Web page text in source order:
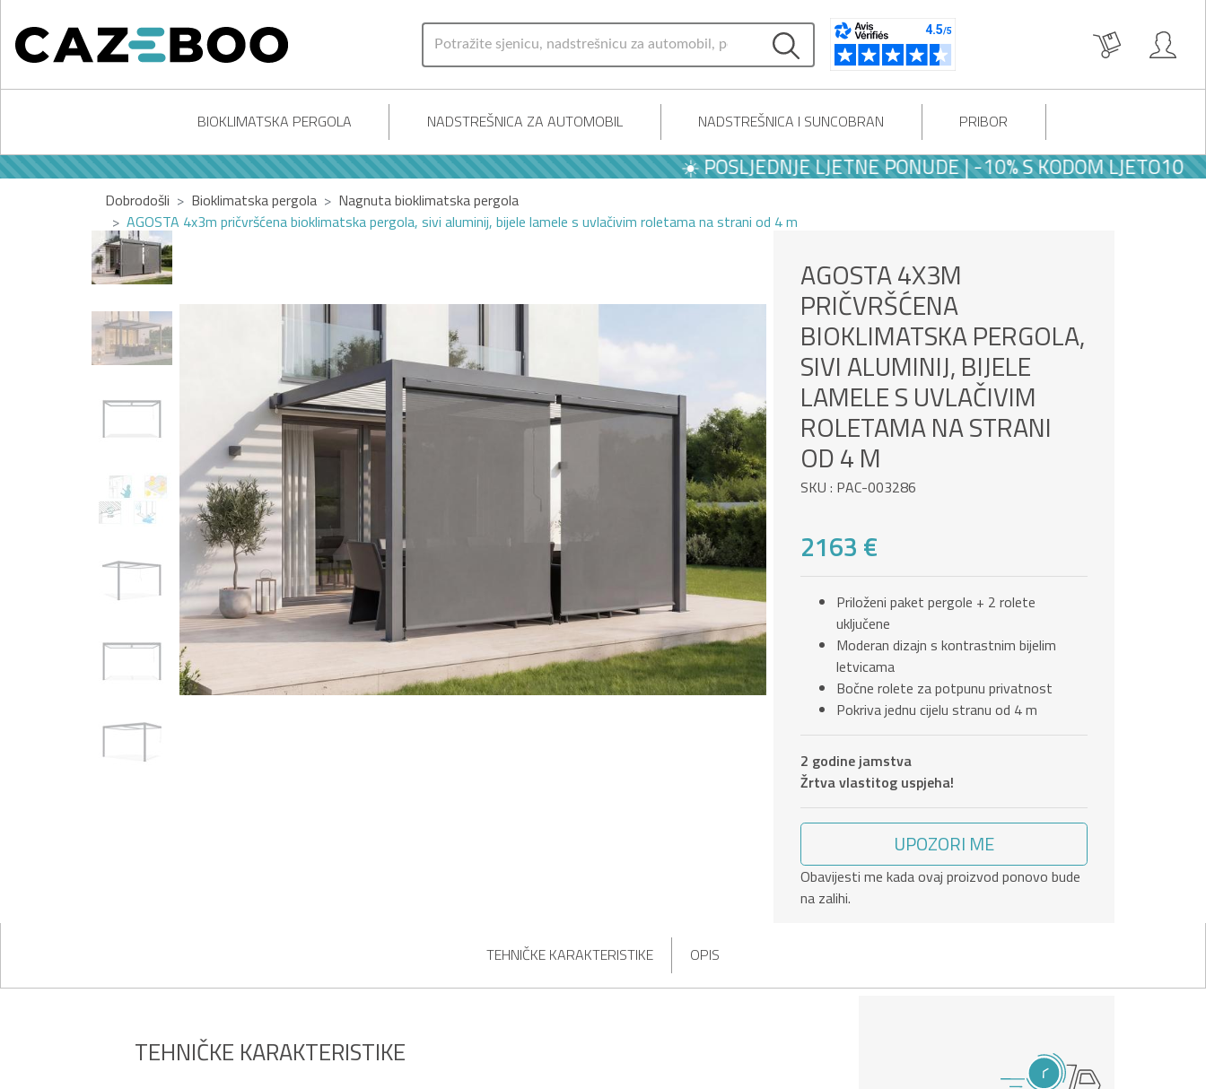
BIOKLIMATSKA PERGOLA NADSTREŠNICA ZA AUTOMOBIL NADSTREŠNICA I SUNCOBRAN PRIBOR
☀️ POSLJEDNJE LJETNE PONUDE | -10% S KODOM LJETO10
Dobrodošli Bioklimatska pergola
Nagnuta bioklimatska pergola
AGOSTA 4x3m pričvršćena bioklimatska pergola, sivi aluminij, bijele lamele s uvlačivim roletama na strani od 4 m
AGOSTA 4X3M
PRIČVRŠĆENA
BIOKLIMATSKA PERGOLA,
SIVI ALUMINIJ, BIJELE
LAMELE S UVLAČIVIM
ROLETAMA NA STRANI
OD 4 M
SKU : PAC-003286
2163 €
Priloženi paket pergole + 2 rolete
uključene
Moderan dizajn s kontrastnim bijelim
letvicama
Bočne rolete za potpunu privatnost
Pokriva jednu cijelu stranu od 4 m
2 godine jamstva
Žrtva vlastitog uspjeha!
UPOZORI ME
Obavijesti me kada ovaj proizvod ponovo bude
na zalihi.
TEHNIČKE KARAKTERISTIKE OPIS
TEHNIČKE KARAKTERISTIKE